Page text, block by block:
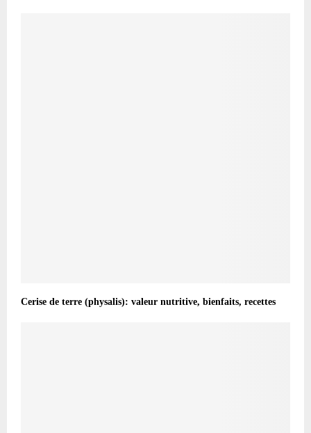
Cerise de terre (physalis): valeur nutritive, bienfaits, recettes